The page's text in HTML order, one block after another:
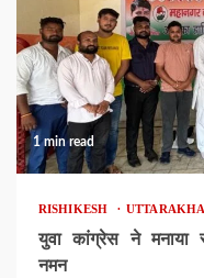
1 min read
RISHIKESH
युवा कांग्रेस ने मनाया
नमन